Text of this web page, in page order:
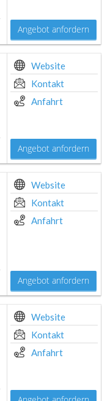
Angebot anfordern
Website
Kontakt
Anfahrt
Angebot anfordern
Website
Kontakt
Anfahrt
Angebot anfordern
Website
Kontakt
Anfahrt